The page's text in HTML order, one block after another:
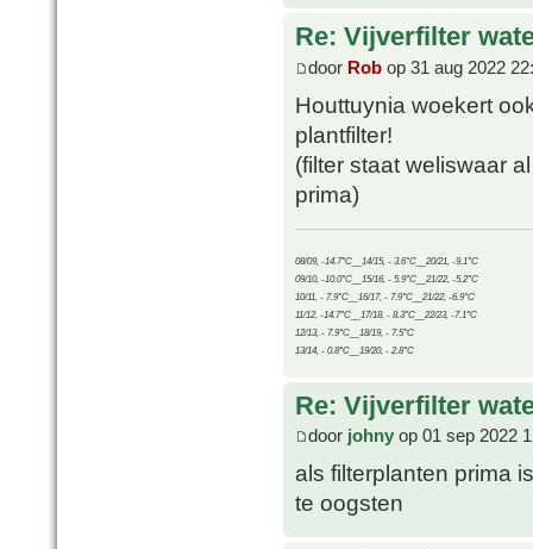
Re: Vijverfilter
door Rob op 31 aug 2022
Houttuynia woekert
plantfilter!
(filter staat weliswaar
prima)
08/09, -14.7°C__14/15, - 3.6°C__20/21, -9.1°C
09/10, -10.0°C__15/16, - 5.9°C__21/22, -5.2°C
10/11, - 7.9°C__16/17, - 7.9°C__21/22, -6.9°C
11/12, -14.7°C__17/18, - 8.3°C__22/23, -7.1°C
12/13, - 7.9°C__18/19, - 7.5°C
13/14, - 0.8°C__19/20, - 2.8°C
Re: Vijverfilter
door johny op 01 sep 2022
als filterplanten prima
te oogsten